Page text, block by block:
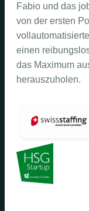
Fabio und das
von der ersten
einen
das Maximum
herauszuholen.